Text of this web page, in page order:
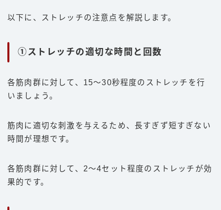
以下に、ストレッチの注意点を解説します。
①ストレッチの適切な時間と回数
各筋肉群に対して、15〜30秒程度のストレッチを行
いましょう。
筋肉に適切な刺激を与えるため、長すぎず短すぎない
時間が理想です。
各筋肉群に対して、2〜4セット程度のストレッチが効
果的です。